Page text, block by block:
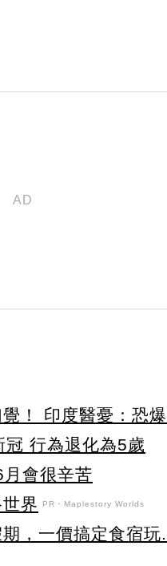
！ 印度醫憂：恐
行為退化為5歲
會很辛苦
界
PR・Maplestory Worlds
，一價搞定食宿玩